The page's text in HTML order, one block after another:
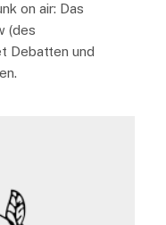
on air: Das
(des
Debatten und